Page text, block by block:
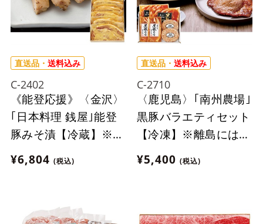
直送品・ 送料込み
C-2402
《能登応援》〈金沢〉
｢日本料理 銭屋｣能登
豚みそ漬【冷蔵】※沖
縄・離島にはお届け出
来ません。
¥6,804 (税込)
直送品・ 送料込み
C-2710
〈鹿児島〉｢南州農場｣
黒豚バラエティセット
【冷凍】※離島にはお
届け出来ません。
¥5,400 (税込)